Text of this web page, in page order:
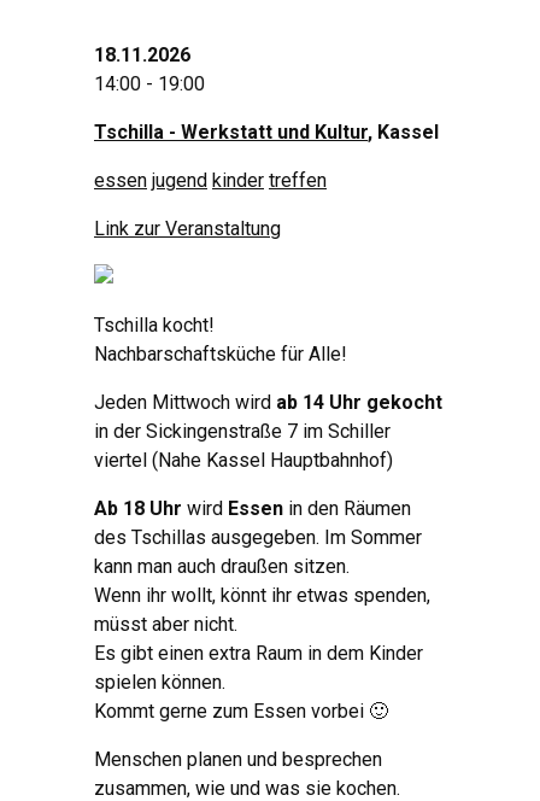
18.11.2026
14:00 - 19:00
Tschilla - Werkstatt und Kultur, Kassel
essen jugend kinder treffen
Link zur Veranstaltung
Tschilla kocht!
Nachbarschaftsküche für Alle!
Jeden Mittwoch wird ab 14 Uhr gekocht
in der Sickingenstraße 7 im Schiller
viertel (Nahe Kassel Hauptbahnhof)
Ab 18 Uhr wird Essen in den Räumen
des Tschillas ausgegeben. Im Sommer
kann man auch draußen sitzen.
Wenn ihr wollt, könnt ihr etwas spenden,
müsst aber nicht.
Es gibt einen extra Raum in dem Kinder
spielen können.
Kommt gerne zum Essen vorbei 🙂
Menschen planen und besprechen
zusammen, wie und was sie kochen.